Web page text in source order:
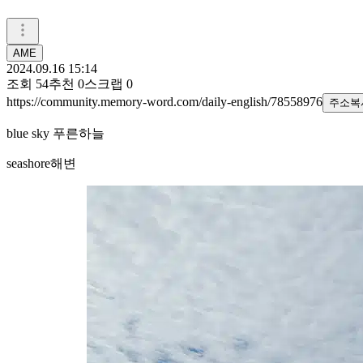
AME
2024.09.16 15:14
조회 54추천 0스크랩 0
https://community.memory-word.com/daily-english/78558976 주소복
blue sky 푸른하늘
seashore해변